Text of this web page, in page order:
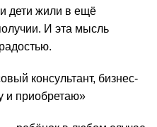
дети жили в ещё
И эта мысль
консультант, бизнес-
и приобретаю»